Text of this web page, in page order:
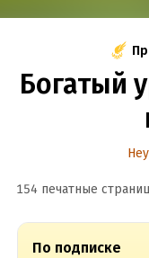
Богатый
154 печатные
По подписке